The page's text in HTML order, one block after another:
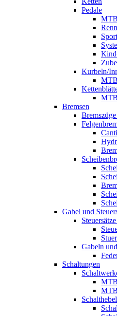
Pedale
Kurbeln/
Bremsen
Gabel und
Gabeln
Schaltungen
Schalthebel